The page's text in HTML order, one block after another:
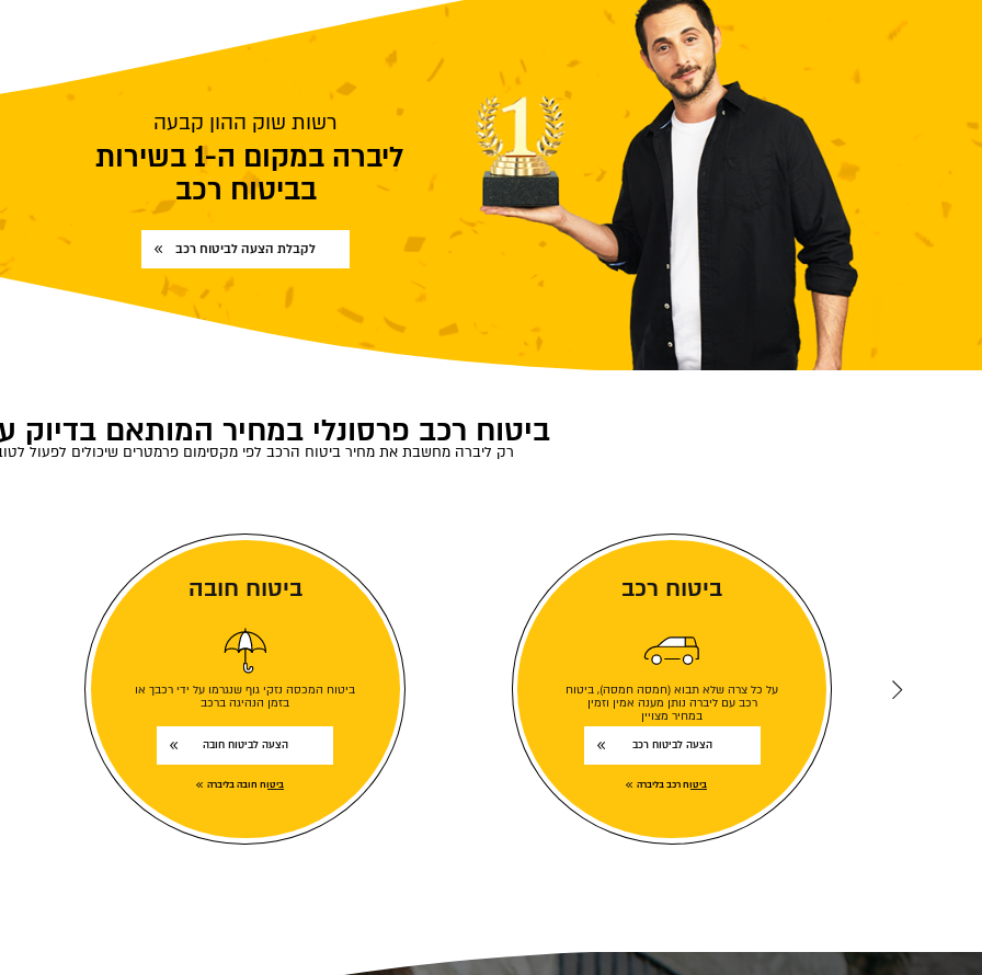
רשות שוק ההון קבעה
ליברה במקום ה-1 בשירות
בביטוח רכב
לקבלת הצעה לביטוח רכב
ביטוח רכב פרסונלי במחיר המותאם בדיוק
רק ליברה מחשבת את מחיר ביטוח הרכב לפי מקסימום פרמטרים שיכולים לפעול
ביטוח רכב
על כל צרה שלא תבוא (חמסה חמסה), ביטוח
רכב עם ליברה נותן מענה אמין וזמין
במחיר מצויין
הצעה לביטוח רכב
ביטוח רכב בליברה
ביטוח חובה
ביטוח המכסה נזקי גוף שנגרמו על ידי רכבך או
בזמן הנהיגה ברכב
הצעה לביטוח חובה
ביטוח חובה בליברה